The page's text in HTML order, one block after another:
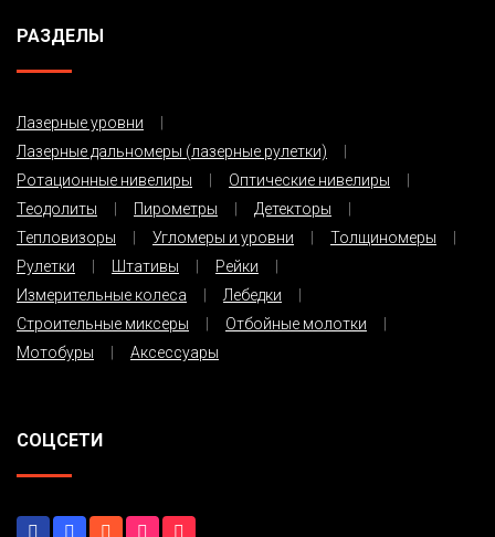
РАЗДЕЛЫ
Лазерные уровни
Лазерные дальномеры (лазерные рулетки)
Ротационные нивелиры
Оптические нивелиры
Теодолиты
Пирометры
Детекторы
Тепловизоры
Угломеры и уровни
Толщиномеры
Рулетки
Штативы
Рейки
Измерительные колеса
Лебедки
Строительные миксеры
Отбойные молотки
Мотобуры
Аксессуары
СОЦСЕТИ